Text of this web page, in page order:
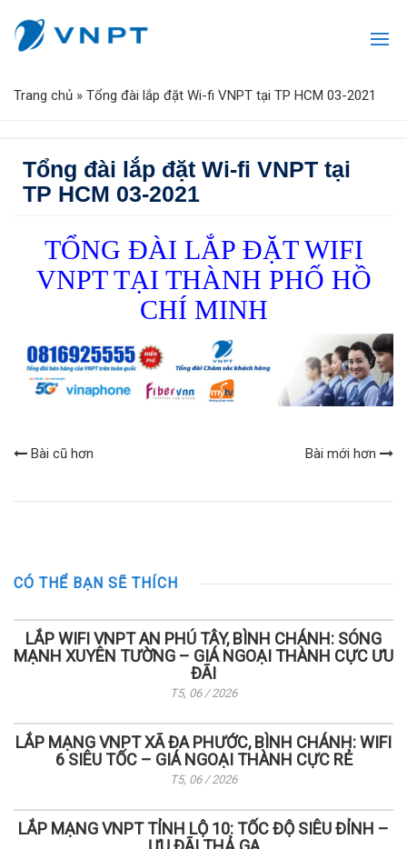
Trang chủ » Tổng đài lắp đặt Wi-fi VNPT tại TP HCM 03-2021
Tổng đài lắp đặt Wi-fi VNPT tại
TP HCM 03-2021
TỔNG ĐÀI LẮP ĐẶT WIFI
VNPT TẠI THÀNH PHỐ HỒ
CHÍ MINH
Bài cũ hơn Bài mới hơn
CÓ THỂ BẠN SẼ THÍCH
LẮP WIFI VNPT AN PHÚ TÂY, BÌNH CHÁNH: SÓNG
MẠNH XUYÊN TƯỜNG – GIÁ NGOẠI THÀNH CỰC ƯU
ĐÃI
T5, 06 / 2026
LẮP MẠNG VNPT XÃ ĐA PHƯỚC, BÌNH CHÁNH: WIFI
6 SIÊU TỐC – GIÁ NGOẠI THÀNH CỰC RẺ
T5, 06 / 2026
LẮP MẠNG VNPT TỈNH LỘ 10: TỐC ĐỘ SIÊU ĐỈNH –